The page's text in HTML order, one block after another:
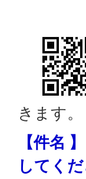
きます。
【件名
してくだ